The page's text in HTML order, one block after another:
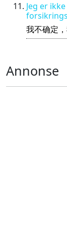
Jeg er
我不确定
Annonse